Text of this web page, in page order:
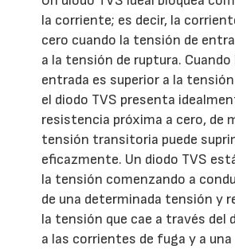
la corriente; es decir, la
cero cuando la tensión de
a la tensión de ruptura.
entrada es superior a la
el diodo TVS presenta
resistencia próxima a cero, de
tensión transitoria puede
eficazmente. Un diodo TVS
la tensión comenzando a
de una determinada tensión y
la tensión que cae a través del
a las corrientes de fuga y a